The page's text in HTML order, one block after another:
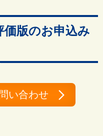
価版のお申込み
い合わせ